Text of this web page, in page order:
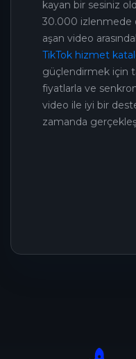
kayan bir sesiniz
30.000 izlenmede
aşan video
TikTok hizmet
güçlendirmek için
fiyatlarla ve
video ile iyi bir
zamanda